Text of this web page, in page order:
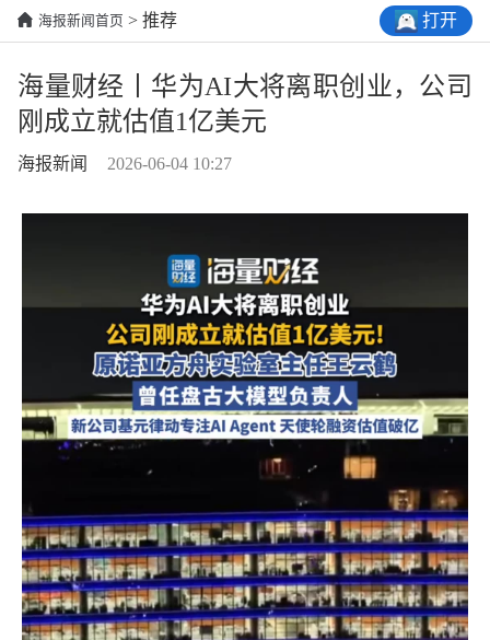
海报新闻首页 > 推荐 打开
海量财经丨华为AI大将离职创业，公司
刚成立就估值1亿美元
海报新闻 2026-06-04 10:27